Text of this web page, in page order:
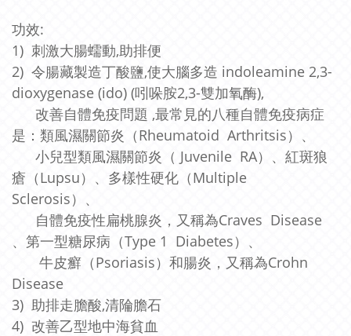
功效:
1) 刺激大腸蠕動,助排便
2) 令腸藏製造丁酸鹽,使大腦多造 indoleamine 2,3-
dioxygenase (ido) (吲哚胺2,3-雙加氧酶),
改善自體免疫問題 ,最常見的八種自體免疫病症
是：類風濕關節炎（Rheumatoid Arthritsis）、
小兒型類風濕關節炎（ Juvenile RA）、紅斑狼
瘡（Lupsu）、多樣性硬化（Multiple
Sclerosis）、
自體免疫性扁桃腺炎，又稱為Craves Disease
、第一型糖尿病（Type 1 Diabetes）、
牛皮癬（Psoriasis）和腸炎，又稱為Crohn
Disease
3) 助排走膽酸,清陯膽石
4) 改善乙型地中海貧血